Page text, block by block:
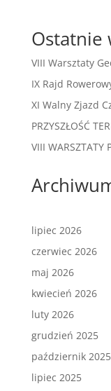
Ostatnie
VIII Warsztaty
IX Rajd
XI Walny Zjazd
PRZYSZŁOŚĆ
VIII WARSZTATY
lipiec 2026
czerwiec 2026
maj 2026
kwiecień 2026
luty 2026
grudzień 2025
październik 2025
lipiec 2025